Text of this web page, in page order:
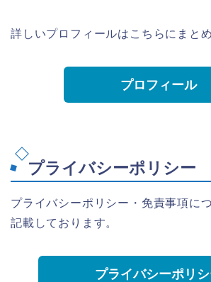
詳しいプロフィールはこちらにまとめ
プロフィール
プライバシーポリシー
プライバシーポリシー・免責事項に
記載しております。
プライバシーポリ